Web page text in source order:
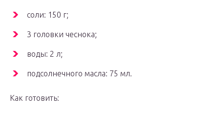
соли: 150 г;
3 головки чеснока;
воды: 2 л;
подсолнечного масла: 75 мл.
Как готовить: